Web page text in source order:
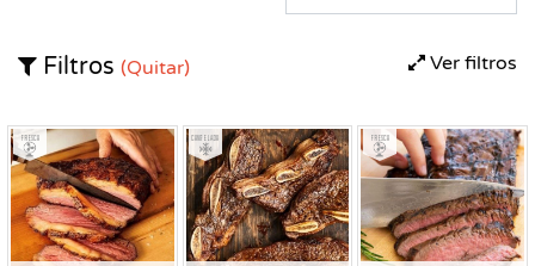
Ver filtros
Filtros (Quitar)
Fresco Congelado Fresco